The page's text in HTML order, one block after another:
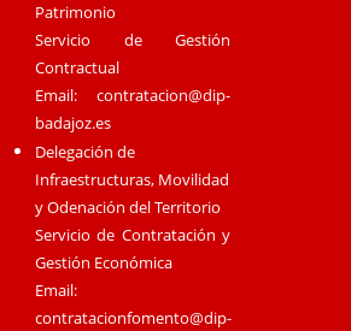
Patrimonio
Servicio de Gestión
Contractual
Email:contratacion@dip-
badajoz.es
Delegación de
Infraestructuras, Movilidad
y Odenación del Territorio
Servicio de Contratación y
Gestión Económica
Email:
contratacionfomento@dip-